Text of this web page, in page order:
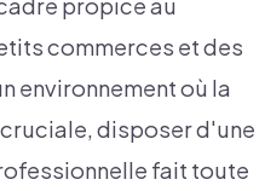
propice au
commerces et des
environnement où la
disposer d'une
fait toute